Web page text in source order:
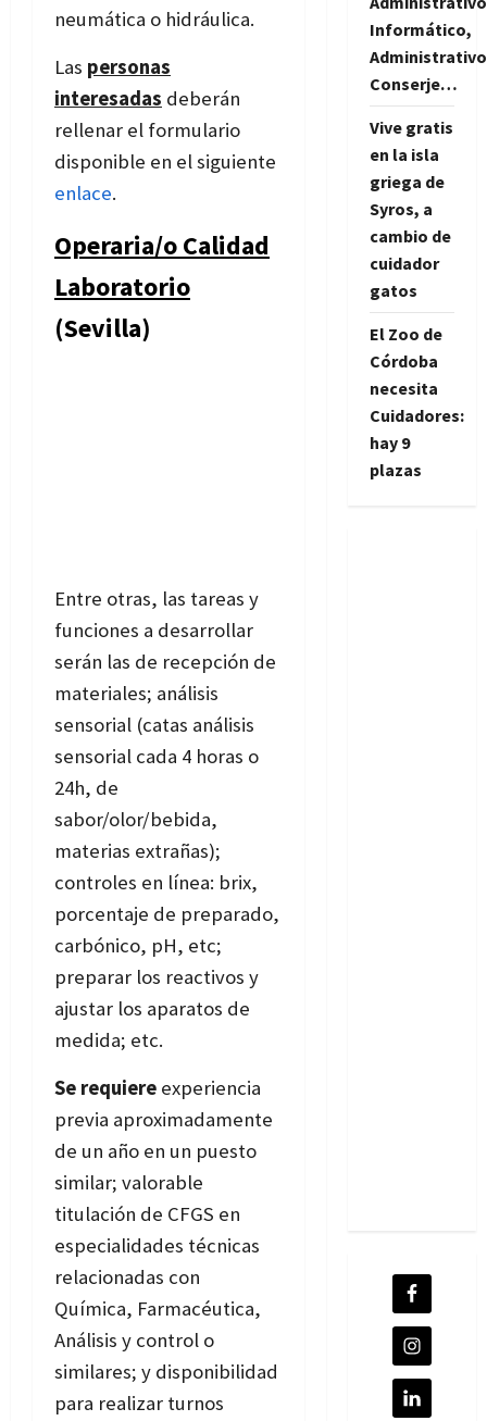
neumática o hidráulica.
Las personas
interesadas deberán
rellenar el formulario
disponible en el siguiente
enlace.
Operaria/o Calidad
Laboratorio
(Sevilla)
Entre otras, las tareas y
funciones a desarrollar
serán las de recepción de
materiales; análisis
sensorial (catas análisis
sensorial cada 4 horas o
24h, de
sabor/olor/bebida,
materias extrañas);
controles en línea: brix,
porcentaje de preparado,
carbónico, pH, etc;
preparar los reactivos y
ajustar los aparatos de
medida; etc.
Se requiere experiencia
previa aproximadamente
de un año en un puesto
similar; valorable
titulación de CFGS en
especialidades técnicas
relacionadas con
Química, Farmacéutica,
Análisis y control o
similares; y disponibilidad
para realizar turnos
Informático,
Conserje…
Vive gratis
en la isla
griega de
Syros, a
cambio de
cuidador
gatos
El Zoo de
Córdoba
necesita
Cuidadores:
hay 9
plazas